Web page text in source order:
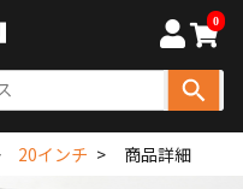
0
20インチ 商品詳細